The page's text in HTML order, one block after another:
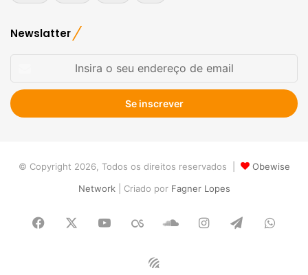
Newslatter
seu
endereço
de
© Copyright 2026, Todos os direitos reservados |
Obewise
Network| Criado porFagner Lopes
Facebook YouTubeLast.FMSoundCloud
Instagram
Telegram
Obewise